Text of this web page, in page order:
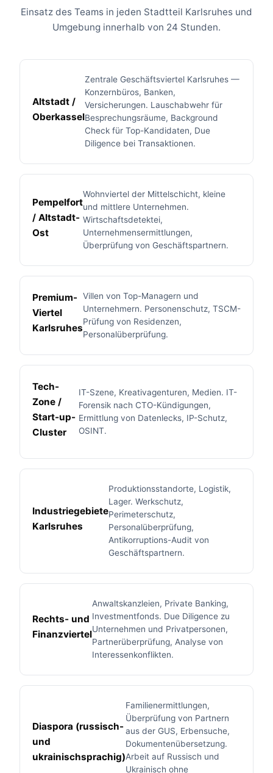
Einsatz des Teams in jeden Stadtteil Karlsruhes und
Umgebung innerhalb von 24 Stunden.
Altstadt /
Oberkassel
Zentrale Geschäftsviertel Karlsruhes —
Konzernbüros, Banken,
Versicherungen. Lauschabwehr für
Besprechungsräume, Background
Check für Top-Kandidaten, Due
Diligence bei Transaktionen.
Pempelfort
/ Altstadt-
Ost
Wohnviertel der Mittelschicht, kleine
und mittlere Unternehmen.
Wirtschaftsdetektei,
Unternehmensermittlungen,
Überprüfung von Geschäftspartnern.
Premium-
Viertel
Karlsruhes
Villen von Top-Managern und
Unternehmern. Personenschutz, TSCM-
Prüfung von Residenzen,
Personalüberprüfung.
Tech-
Zone /
Start-up-
Cluster
IT-Szene, Kreativagenturen, Medien. IT-
Forensik nach CTO-Kündigungen,
Ermittlung von Datenlecks, IP-Schutz,
OSINT.
Industriegebiete
Karlsruhes
Produktionsstandorte, Logistik,
Lager. Werkschutz,
Perimeterschutz,
Personalüberprüfung,
Antikorruptions-Audit von
Geschäftspartnern.
Rechts- und
Finanzviertel
Anwaltskanzleien, Private Banking,
Investmentfonds. Due Diligence zu
Unternehmen und Privatpersonen,
Partnerüberprüfung, Analyse von
Interessenkonflikten.
Diaspora (russisch-
und
ukrainischsprachig)
Familienermittlungen,
Überprüfung von Partnern
aus der GUS, Erbensuche,
Dokumentenübersetzung.
Arbeit auf Russisch und
Ukrainisch ohne